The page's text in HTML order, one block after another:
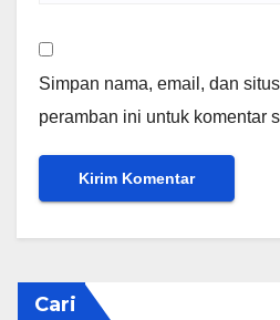
Simpan nama, email, dan
peramban ini untuk komentar
Cari